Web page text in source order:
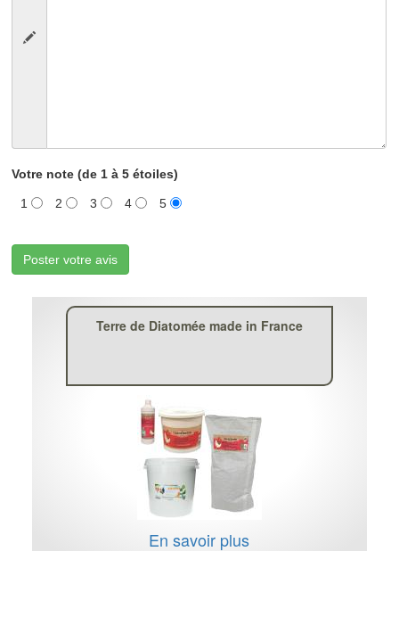
Votre note (de 1 à 5 étoiles)
1 2 3 4 5
Poster votre avis
Terre de Diatomée made in France
En savoir plus